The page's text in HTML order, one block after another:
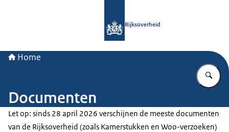
Rijksoverheid
Home
Documenten
Let op: sinds 28 april 2026 verschijnen de meeste documenten
van de Rijksoverheid (zoals Kamerstukken en Woo-verzoeken)